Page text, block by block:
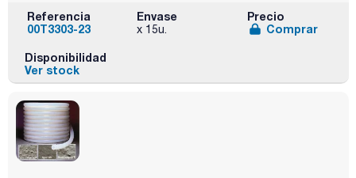
Referencia
00T3303-23
Envase
x 15u.
Precio
Comprar
Disponibilidad
Ver stock